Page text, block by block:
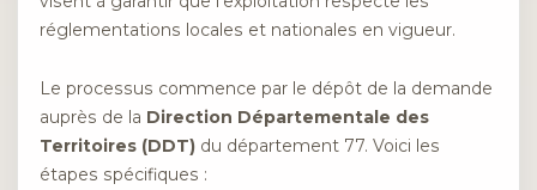
réglementations locales et nationales en vigueur.
Le processus commence par le dépôt de la demande
auprès de la Direction Départementale des
Territoires (DDT) du département 77. Voici les
étapes spécifiques :